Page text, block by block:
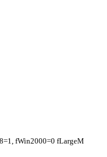
fWin2000=0 fLargeM